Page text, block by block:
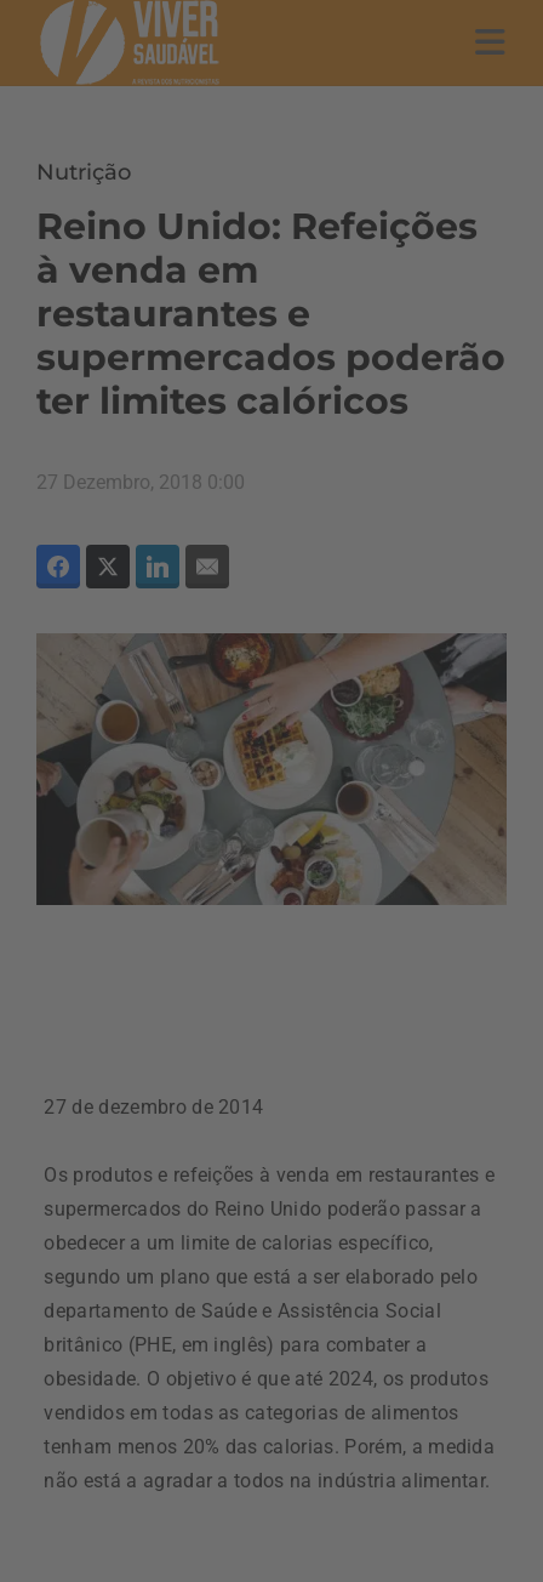
Nutrição
Reino Unido: Refeições
à venda em
restaurantes e
supermercados poderão
ter limites calóricos
27 Dezembro, 2018 0:00
27 de dezembro de 2014
Os produtos e refeições à venda em restaurantes e
supermercados do Reino Unido poderão passar a
obedecer a um limite de calorias específico,
segundo um plano que está a ser elaborado pelo
departamento de Saúde e Assistência Social
britânico (PHE, em inglês) para combater a
obesidade. O objetivo é que até 2024, os produtos
vendidos em todas as categorias de alimentos
tenham menos 20% das calorias. Porém, a medida
não está a agradar a todos na indústria alimentar.